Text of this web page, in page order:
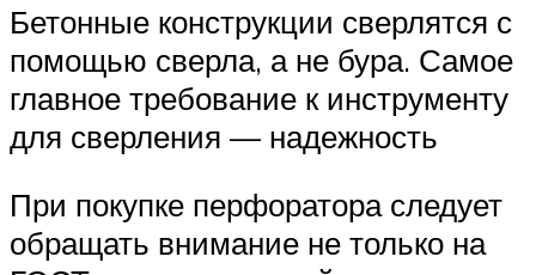
Бетонные конструкции сверлятся с
помощью сверла, а не бура. Самое
главное требование к инструменту
для сверления — надежность
При покупке перфоратора следует
обращать внимание не только на